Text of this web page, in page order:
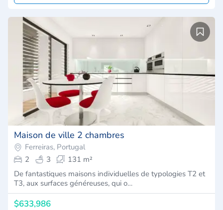
Maison de ville 2 chambres
Ferreiras, Portugal
2
3
131 m²
De fantastiques maisons individuelles de typologies T2 et
T3, aux surfaces généreuses, qui o…
$633,986